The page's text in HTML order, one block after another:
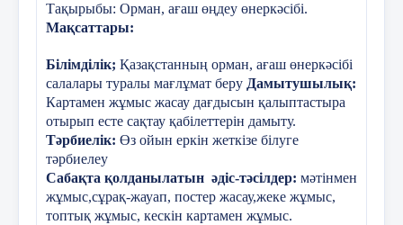
Экономиканың бәсекеге қабілеттілігі;
Еңбек өнімділігі және экономикалық
Адам капиталын адам басына
Сыбайлас жемқорлық деңгейі;
Тақырыбы: Орман, ағаш өңдеу өнеркәсібі.
Мақсаттары:
Білімділік; Қазақстанның орман, ағаш өнеркәсібі
салалары туралы мағлұмат беру Дамытушылық:
Картамен жұмыс жасау дағдысын қалыптастыра
отырып есте сақтау қабілеттерін дамыту.
Тәрбиелік: Өз ойын еркін жеткізе білуге
тәрбиелеу
Сабақта қолданылатын әдіс-тәсілдер: мәтінмен
жұмыс,сұрақ-жауап, постер жасау,жеке жұмыс,
топтық жұмыс, кескін картамен жұмыс.